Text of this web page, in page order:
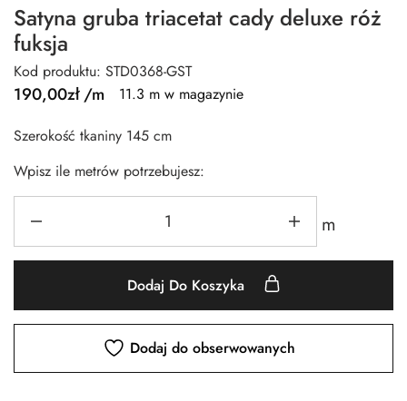
Satyna gruba triacetat cady deluxe róż
fuksja
Kod produktu: STD0368-GST
190,00zł/m
11.3 m w magazynie
Szerokość tkaniny 145 cm
Wpisz ile metrów potrzebujesz:
m
Dodaj Do Koszyka
Dodaj do obserwowanych